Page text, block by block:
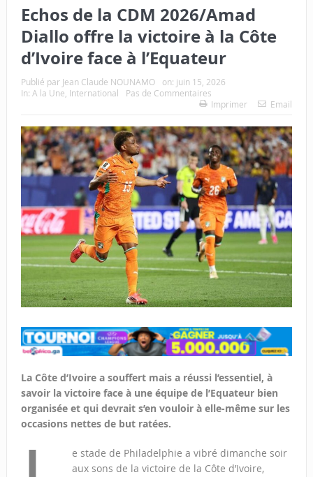
Echos de la CDM 2026/Amad
Diallo offre la victoire à la Côte
d’Ivoire face à l’Equateur
Publié par Jean Claude NOUNAMO on: juin 15, 2026
In: A la Une International
Pas de Commentaires
Imprimer
Email
La Côte d’Ivoire a souffert mais a réussi l’essentiel, à
savoir la victoire face à une équipe de l’Equateur bien
organisée et qui devrait s’en vouloir à elle-même sur les
occasions nettes de but ratées.
e stade de Philadelphie a vibré dimanche soir
aux sons de la victoire de la Côte d’Ivoire,